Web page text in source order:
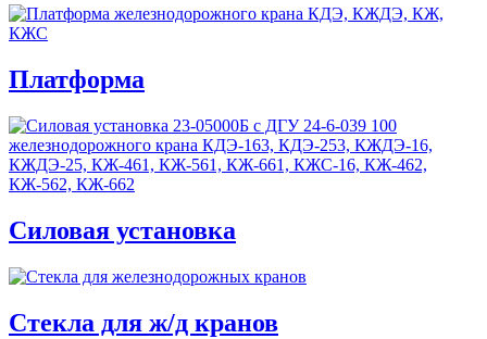
Платформа
Силовая установка
Стекла для ж/д кранов